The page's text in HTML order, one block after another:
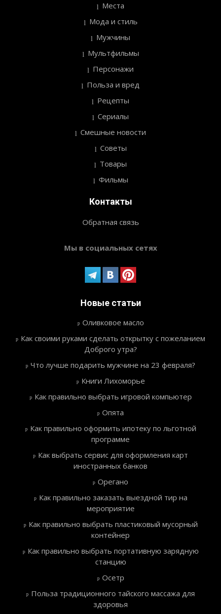
Места
Мода и стиль
Мужчины
Мультфильмы
Персонажи
Польза и вред
Рецепты
Сериалы
Смешные новости
Советы
Товары
Фильмы
Контакты
Обратная связь
Мы в социальных сетях
Новые статьи
Оливковое масло
Как своими руками сделать открытку с пожеланием
Доброго утра?
Что лучше подарить мужчине на 23 февраля?
Книги Лихоморье
Как правильно выбрать игровой компьютер
Опята
Как правильно оформить ипотеку по льготной
программе
Как выбрать сервис для оформления карт
иностранных банков
Орегано
Как правильно заказать выездной тир на
мероприятие
Как правильно выбрать пластиковый мусорный
контейнер
Как правильно выбрать портативную зарядную
станцию
Осетр
Польза традиционного тайского массажа для
здоровья